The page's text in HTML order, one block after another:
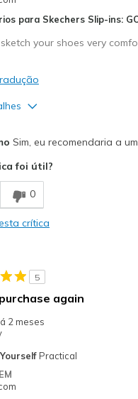
para Skechers Slip-ins:
your shoes very
Sim, eu recomendaria a
foi útil?
0
crítica
5
again
2 meses
Practical